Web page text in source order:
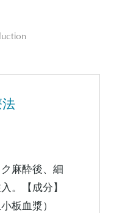
法
麻酔後、細
。【成分】
板血漿）